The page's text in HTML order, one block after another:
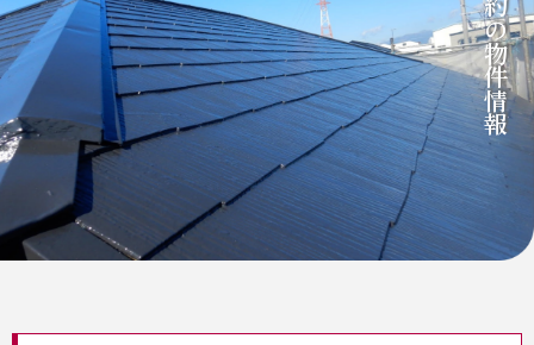
ご成約の物件情報